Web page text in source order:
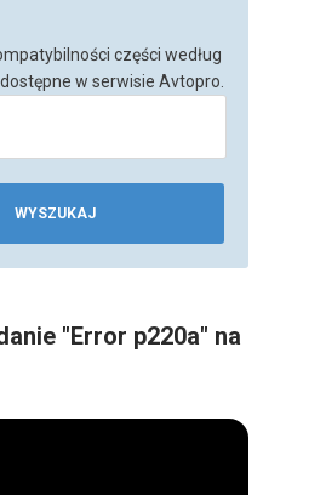
części według
w serwisie Avtopro.
WYSZUKAJ
"Error p220a" na